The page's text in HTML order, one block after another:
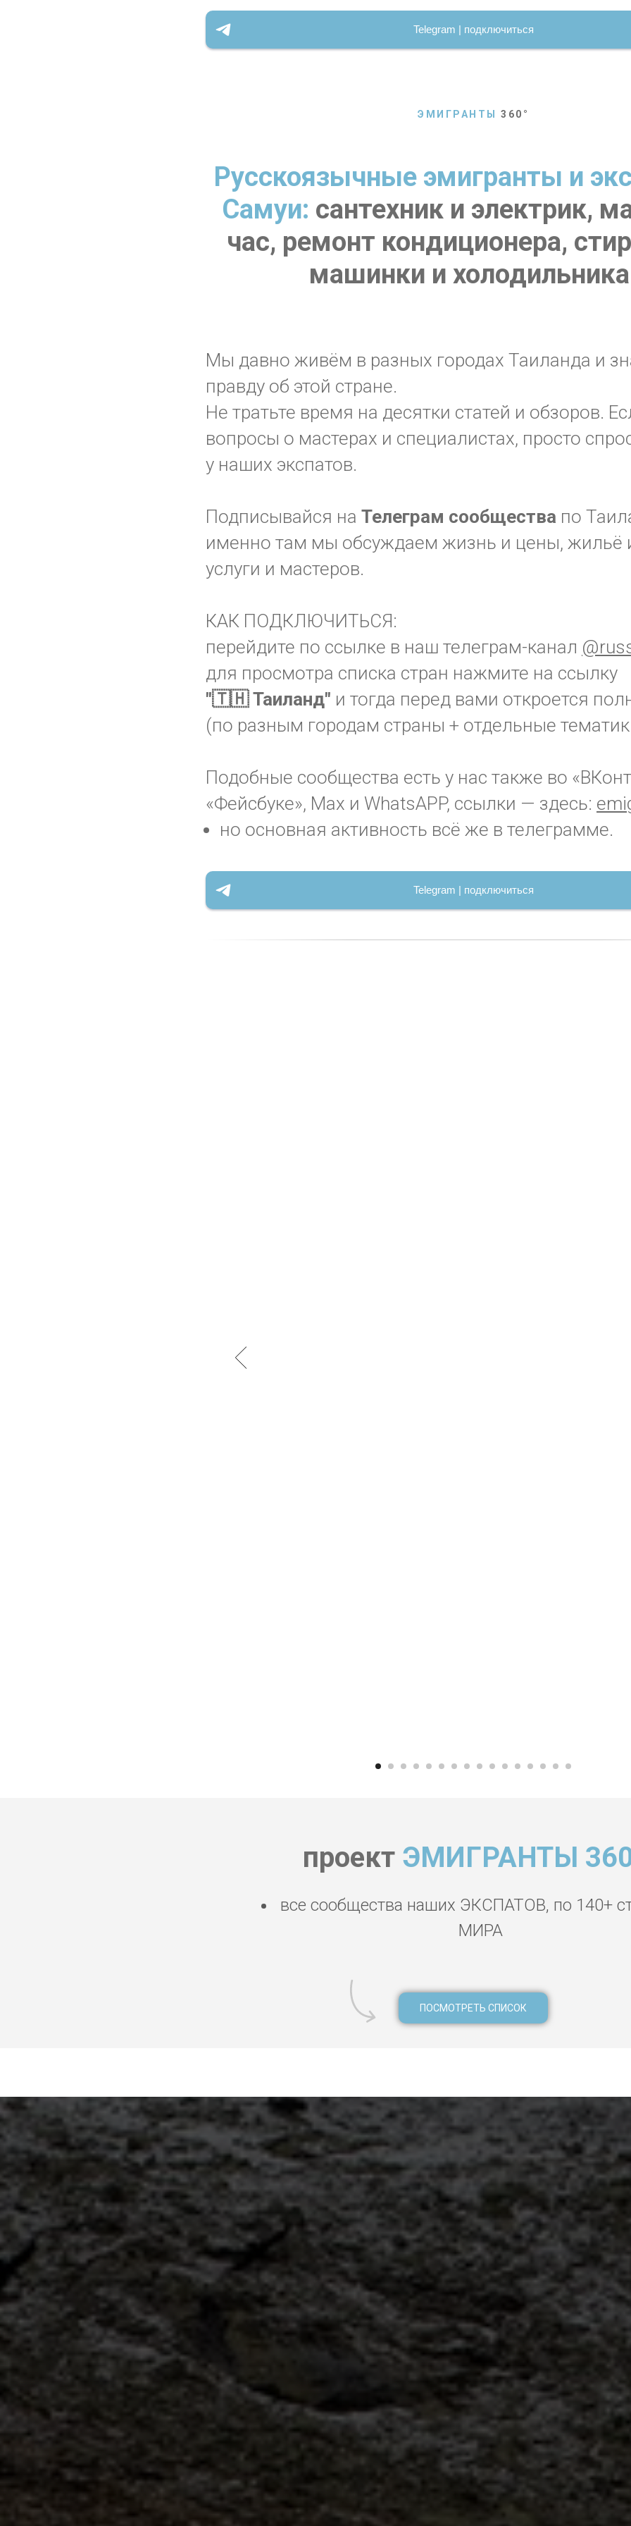
Telegram | подключиться
ЭМИГРАНТЫ 360 °
Русскоязычные эмигранты и
Самуи: сантехник и электрик,
час, ремонт кондиционера,
машинки и
Мы давно живём в разных городах Таиланда и
правду об этой стране.
Не тратьте время на десятки статей и обзоров.
вопросы о мастерах и специалистах, просто
у наших экспатов.
Подписывайся на Телеграм сообщества по
именно там мы обсуждаем жизнь и цены, жильё
услуги и мастеров.
КАК ПОДКЛЮЧИТЬСЯ:
перейдите по ссылке в наш телеграм-канал
для просмотра списка стран нажмите на ссылку
"🇹🇭 Таиланд" и тогда перед вами откроется
(по разным городам страны + отдельные
Подобные сообщества есть у нас также во
«Фейсбуке», Max и WhatsAPP, ссылки — здесь:
но основная активность всё же в телеграмме.
Telegram | подключиться
проект ЭМИГРАНТЫ
все сообщества наших ЭКСПАТОВ, по 140+
МИРА
ПОСМОТРЕТЬ СПИСОК